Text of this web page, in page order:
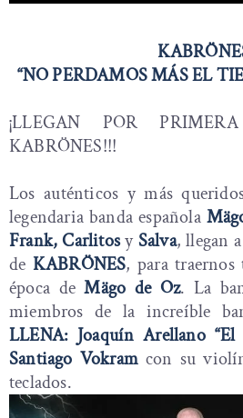
“NO PERDAMOS MÁS EL
¡LLEGAN POR
KABRÖNES!!!
Los auténticos y más
legendaria banda española
Frank, Carlitosy Salva, llegan
de KABRÖNES, para
época deMägo de Oz. La
miembros de la increíble
LLENA: Joaquín Arellano “El
Santiago Vokramcon su
teclados.